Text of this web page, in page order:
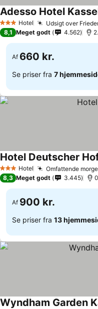
3 StjernerHotel Udsigt over
8,1 Meget godt 4.562
Af 660 kr.
Se priser fra 7
3 StjernerHotel Omfattende
Hotel Deutscher
8,3 Meget godt 3.445
Af 900 kr.
Se priser fra 13
Wyndham Garden